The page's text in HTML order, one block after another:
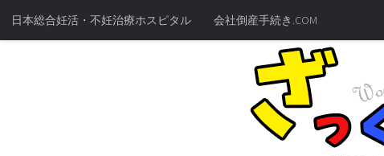
日本総合妊活・不妊治療ホスピタル 会社倒産手続き.COM